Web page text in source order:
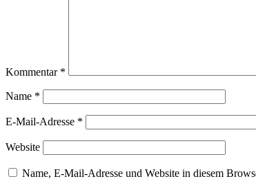
Kommentar *
Name *
E-Mail-Adresse *
Website
Name, E-Mail-Adresse und Website in diesem